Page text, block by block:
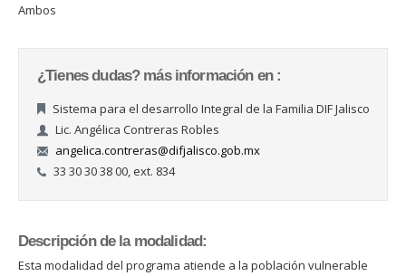
Ambos
¿Tienes dudas? más información en :
Sistema para el desarrollo Integral de la Familia DIF Jalisco
Lic. Angélica Contreras Robles
angelica.contreras@difjalisco.gob.mx
33 30 30 38 00, ext. 834
Descripción de la modalidad:
Esta modalidad del programa atiende a la población vulnerable